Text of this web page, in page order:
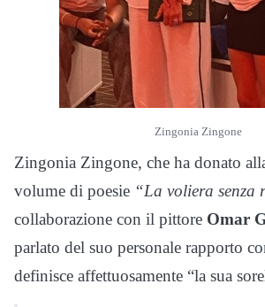
Zingonia Zingone
Zingonia Zingone, che ha donato
volume di poesie “La voliera senza
collaborazione con il pittore Omar
parlato del suo personale rapporto
definisce affettuosamente “la sua